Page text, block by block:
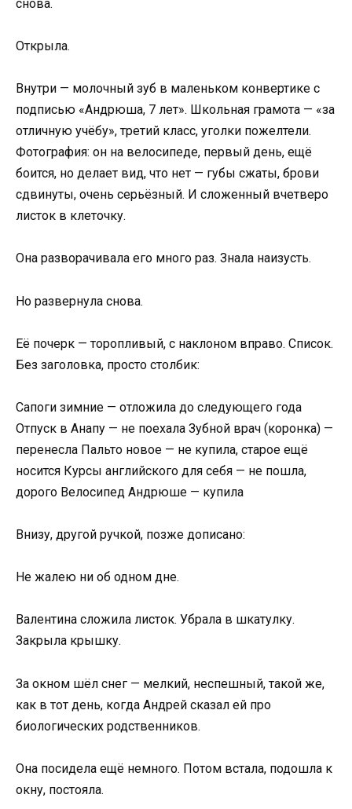
снова.
Открыла.
Внутри — молочный зуб в маленьком конвертике с
подписью «Андрюша, 7 лет». Школьная грамота — «за
отличную учёбу», третий класс, уголки пожелтели.
Фотография: он на велосипеде, первый день, ещё
боится, но делает вид, что нет — губы сжаты, брови
сдвинуты, очень серьёзный. И сложенный вчетверо
листок в клеточку.
Она разворачивала его много раз. Знала наизусть.
Но развернула снова.
Её почерк — торопливый, с наклоном вправо. Список.
Без заголовка, просто столбик:
Сапоги зимние — отложила до следующего года
Отпуск в Анапу — не поехала Зубной врач (коронка) —
перенесла Пальто новое — не купила, старое ещё
носится Курсы английского для себя — не пошла,
дорого Велосипед Андрюше — купила
Внизу, другой ручкой, позже дописано:
Не жалею ни об одном дне.
Валентина сложила листок. Убрала в шкатулку.
Закрыла крышку.
За окном шёл снег — мелкий, неспешный, такой же,
как в тот день, когда Андрей сказал ей про
биологических родственников.
Она посидела ещё немного. Потом встала, подошла к
окну, постояла.